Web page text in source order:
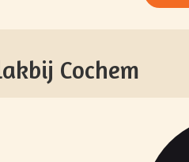
Cochem